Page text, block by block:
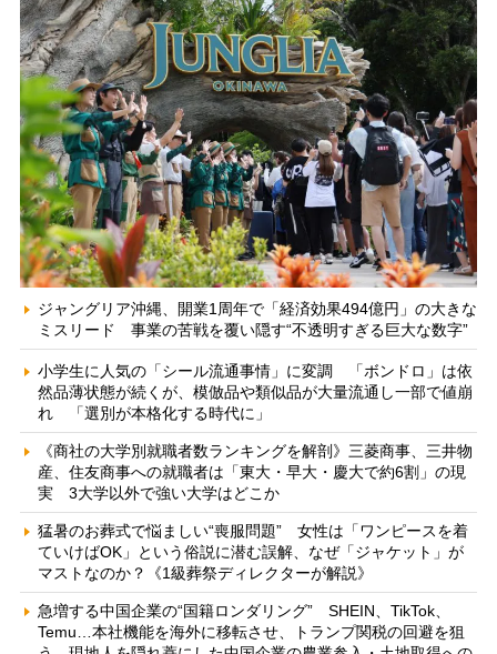
ジャングリア沖縄、開業1周年で「経済効果494億円」の大きな
ミスリード 事業の苦戦を覆い隠す“不透明すぎる巨大な数字”
小学生に人気の「シール流通事情」に変調 「ボンドロ」は依
然品薄状態が続くが、模倣品や類似品が大量流通し一部で値崩
れ 「選別が本格化する時代に」
《商社の大学別就職者数ランキングを解剖》三菱商事、三井物
産、住友商事への就職者は「東大・早大・慶大で約6割」の現
実 3大学以外で強い大学はどこか
猛暑のお葬式で悩ましい“喪服問題” 女性は「ワンピースを着
ていけばOK」という俗説に潜む誤解、なぜ「ジャケット」が
マストなのか？《1級葬祭ディレクターが解説》
急増する中国企業の“国籍ロンダリング” SHEIN、TikTok、
Temu…本社機能を海外に移転させ、トランプ関税の回避を狙